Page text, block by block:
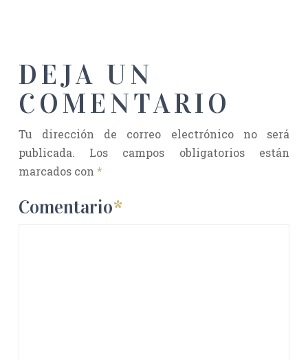
DEJA UN
COMENTARIO
Tu dirección de correo electrónico no será
publicada.
Los campos obligatorios están
marcados con *
Comentario*